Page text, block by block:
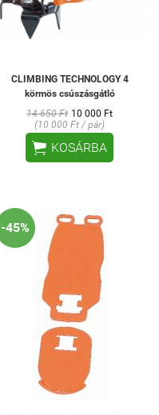
CLIMBING TECHNOLOGY 4
körmös csúszásgátló
14 650 Ft 10 000 Ft
(10 000 Ft / pár)
 KOSÁRBA
-45%